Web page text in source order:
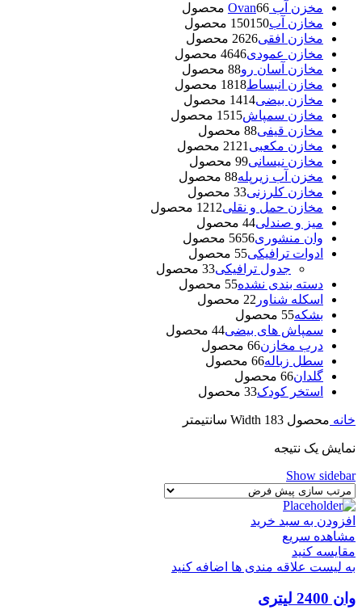
مخزن آب Ovan 66 محصول
مخازن آب
150150 محصول
مخازن افقی
2626 محصول
مخازن عمودی
4646 محصول
مخازن آسان رو 88 محصول
مخازن انبساط
1818 محصول
مخازن بیضی
1414 محصول
مخازن سمپاش
1515 محصول
مخازن قیفی 88 محصول
مخازن مکعبی
21 21 محصول
مخازن نیسانی 99 محصول
مخزن آب زیرپله 88 محصول
مخازن کلرزنی 33 محصول
مخازن حمل و نقلی
1212 محصول
میز و صندلی 44 محصول
وان منشوری
5656 محصول
ادوات ترافیکی 55 محصول
جدول ترافیکی 33 محصول
دسته بندی نشده 55 محصول
اسکله شناور
22 محصول
بشکه 55 محصول
سمپاش های بیضی 44 محصول
درب مخازن 66 محصول
سطل زباله 66 محصول
گلدان 66 محصول
استخر کودک 33 محصول
خانه محصول Width 183 سانتیمتر
نمایش یک نتیجه
Show sidebar
افزودن به سبد خرید
مشاهده سریع
مقایسه کنید
به لیست علاقه مندی ها اضافه کنید
وان 2400 لیتری